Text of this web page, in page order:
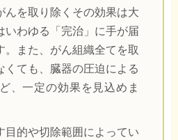
んを取り除くその効果は大
いわゆる「完治」に手が届
。また、がん組織全てを取
くても、臓器の圧迫による
、一定の効果を見込めま
目的や切除範囲によってい